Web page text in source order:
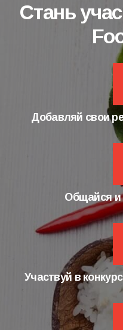
Стань
Добавляй свои
Общайся и
Участвуй в